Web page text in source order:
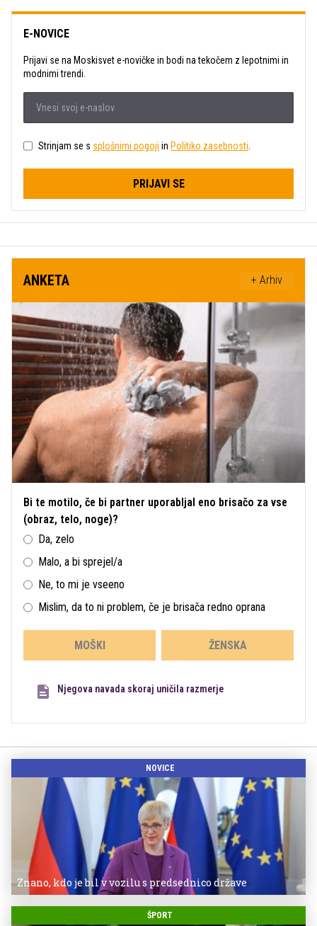
E-NOVICE
Prijavi se na Moskisvet e-novičke in bodi na tekočem z lepotnimi in
modnimi trendi.
Strinjam se s splošnimi pogoji in Politiko zasebnosti
PRIJAVI SE
ANKETA + Arhiv
Bi te motilo, če bi partner uporabljal eno brisačo za vse
(obraz, telo, noge)?
Da, zelo
Malo, a bi sprejel/a
Ne, to mi je vseeno
Mislim, da to ni problem, če je brisača redno oprana
MOŠKI ŽENSKA
Njegova navada skoraj uničila razmerje
NOVICE
Znano, kdo je bil v vozilu s predsednico države
ŠPORT